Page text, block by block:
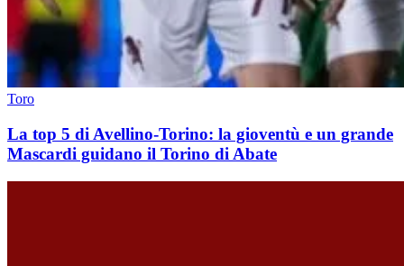
Toro
La top 5 di Avellino-Torino: la gioventù e un grande
Mascardi guidano il Torino di Abate